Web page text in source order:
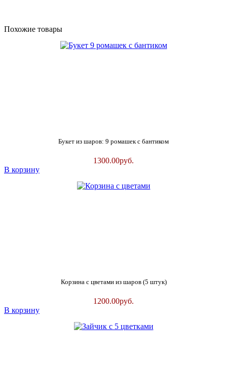
Похожие товары
Букет из шаров: 9 ромашек с бантиком
1300.00руб.
В корзину
Корзина с цветами из шаров (5 штук)
1200.00руб.
В корзину